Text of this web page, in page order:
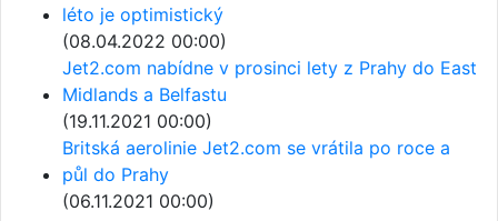
léto je optimistický
(08.04.2022 00:00)
Jet2.com nabídne v prosinci lety z Prahy do East
Midlands a Belfastu
(19.11.2021 00:00)
Britská aerolinie Jet2.com se vrátila po roce a
půl do Prahy
(06.11.2021 00:00)